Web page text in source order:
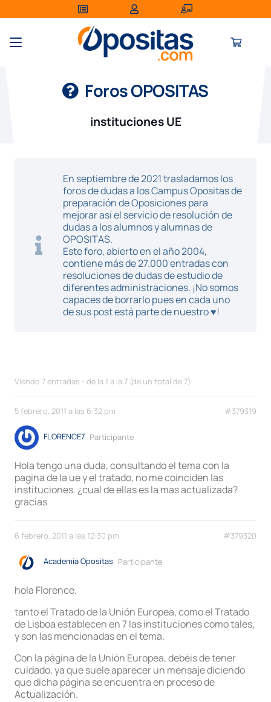
Foros OPOSITAS
instituciones UE
En septiembre de 2021 trasladamos los
foros de dudas a los Campus Opositas de
preparación de Oposiciones para
mejorar así el servicio de resolución de
dudas a los alumnos y alumnas de
OPOSITAS.
Este foro, abierto en el año 2004,
contiene más de 27.000 entradas con
resoluciones de dudas de estudio de
diferentes administraciones. ¡No somos
capaces de borrarlo pues en cada uno
de sus post está parte de nuestro ♥!
Viendo 7 entradas - de la 1 a la 7 (de un total de 7)
5 febrero, 2011 a las 6:32 pm #379319
FLORENCE7 Participante
Hola tengo una duda, consultando el tema con la
pagina de la ue y el tratado, no me coinciden las
instituciones. ¿cual de ellas es la mas actualizada?
gracias
6 febrero, 2011 a las 12:30 pm #379320
Academia Opositas Participante
hola Florence.
tanto el Tratado de la Unión Europea, como el Tratado
de Lisboa establecen en 7 las instituciones como tales,
y son las mencionadas en el tema.
Con la página de la Unión Europea, debéis de tener
cuidado, ya que suele aparecer un mensaje diciendo
que dicha página se encuentra en proceso de
Actualización.